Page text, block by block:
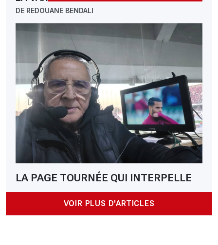
DE REDOUANE BENDALI
LA PAGE TOURNÉE QUI INTERPELLE
VOIR PLUS D'ARTICLES